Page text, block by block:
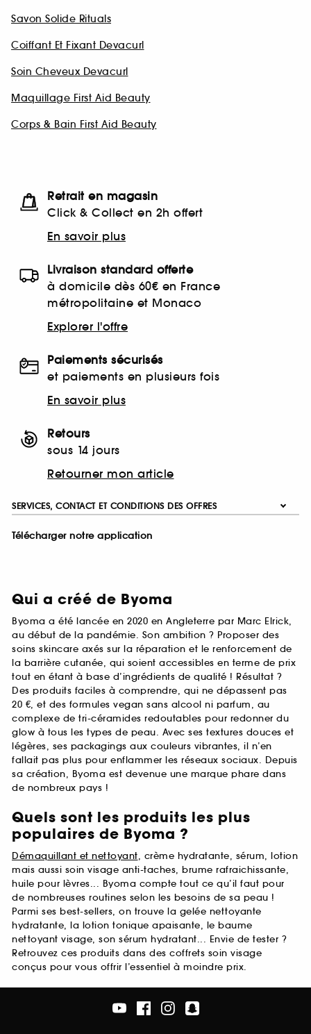
Savon Solide Rituals
Coiffant Et Fixant Devacurl
Soin Cheveux Devacurl
Maquillage First Aid Beauty
Corps & Bain First Aid Beauty
Retrait en magasin
Click & Collect en 2h offert
En savoir plus
Livraison standard offerte
à domicile dès 60€ en France
métropolitaine et Monaco
Explorer l'offre
Paiements sécurisés
et paiements en plusieurs fois
En savoir plus
Retours
sous 14 jours
Retourner mon article
SERVICES, CONTACT ET CONDITIONS DES OFFRES
Télécharger notre application
Qui a créé de Byoma
Byoma a été lancée en 2020 en Angleterre par Marc Elrick,
au début de la pandémie. Son ambition ? Proposer des
soins skincare axés sur la réparation et le renforcement de
la barrière cutanée, qui soient accessibles en terme de prix
tout en étant à base d’ingrédients de qualité ! Résultat ?
Des produits faciles à comprendre, qui ne dépassent pas
20 €, et des formules vegan sans alcool ni parfum, au
complexe de tri-céramides redoutables pour redonner du
glow à tous les types de peau. Avec ses textures douces et
légères, ses packagings aux couleurs vibrantes, il n’en
fallait pas plus pour enflammer les réseaux sociaux. Depuis
sa création, Byoma est devenue une marque phare dans
de nombreux pays !
Quels sont les produits les plus
populaires de Byoma ?
Démaquillant et nettoyant, crème hydratante, sérum, lotion
mais aussi soin visage anti-taches, brume rafraichissante,
huile pour lèvres... Byoma compte tout ce qu’il faut pour
de nombreuses routines selon les besoins de sa peau !
Parmi ses best-sellers, on trouve la gelée nettoyante
hydratante, la lotion tonique apaisante, le baume
nettoyant visage, son sérum hydratant... Envie de tester ?
Retrouvez ces produits dans des coffrets soin visage
conçus pour vous offrir l’essentiel à moindre prix.